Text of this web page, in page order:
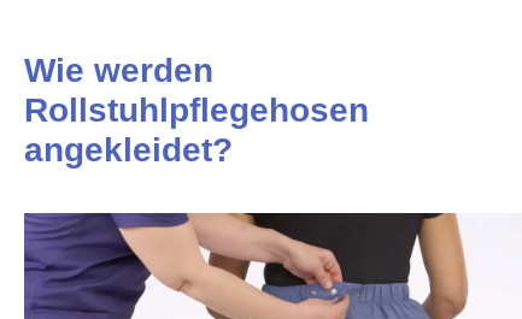
Wie werden
Rollstuhlpflegehosen
angekleidet?